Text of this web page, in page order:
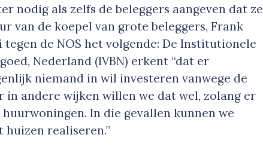
nodig als zelfs de beleggers aangeven dat ze
van de koepel van grote beleggers, Frank
de NOS het volgende:De Institutionele
Nederland (IVBN) erkent “dat er
niemand in wil investeren vanwege de
andere wijken willen we dat wel, zolang er
In die gevallen kunnen we
realiseren.”